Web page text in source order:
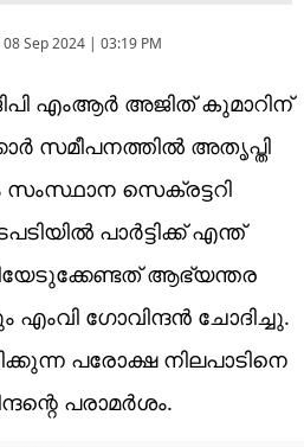
08 Sep 2024 | 03:19 PM
എംആർ അജിത് കുമാറിന്
സമീപനത്തിൽ അതൃപ്തി
സംസ്ഥാന സെക്രട്ടറി
പാർട്ടിക്ക് എന്ത്
ആഭ്യന്തര
​ഗോവിന്ദൻ ചോദിച്ചു.
പരോക്ഷ നിലപാടിനെ
പരാമർശം.